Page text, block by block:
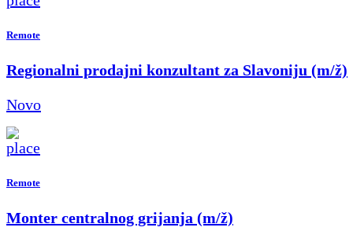
Remote
Regionalni prodajni konzultant za Slavoniju (m/ž)
Novo
Remote
Monter centralnog grijanja (m/ž)